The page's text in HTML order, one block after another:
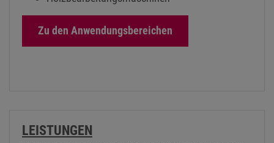
FINDEN SIE DAS PRODUKT, DAS ZU IHNEN PASST